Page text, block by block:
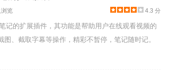
览 4.3 分
记的扩展插件，其功能是帮助用户在线观看视频的
、截取字幕等操作，精彩不暂停，笔记随时记。